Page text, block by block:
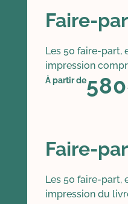
Faire-
Les 50 faire-part,
impression
À partir de
Faire-
Les 50 faire-part,
impression du